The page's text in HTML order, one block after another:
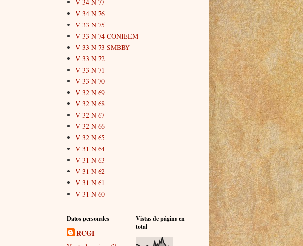
V 34 N 77
V 34 N 76
V 33 N 75
V 33 N 74 CONIEEM
V 33 N 73 SMBBY
V 33 N 72
V 33 N 71
V 33 N 70
V 32 N 69
V 32 N 68
V 32 N 67
V 32 N 66
V 32 N 65
V 31 N 64
V 31 N 63
V 31 N 62
V 31 N 61
V 31 N 60
Datos personales
RCGI
Vistas de página en
total